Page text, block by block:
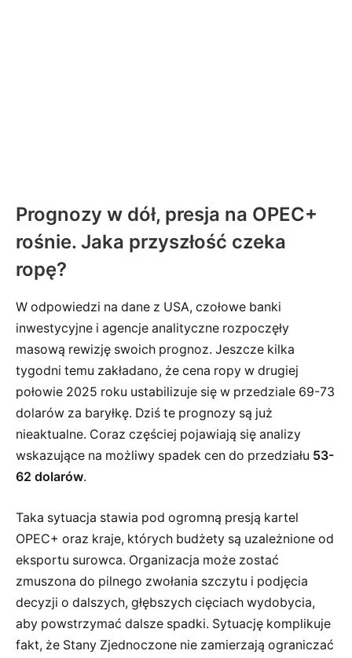
Prognozy w dół, presja na OPEC+
rośnie. Jaka przyszłość czeka
ropę?
W odpowiedzi na dane z USA, czołowe banki
inwestycyjne i agencje analityczne rozpoczęły
masową rewizję swoich prognoz. Jeszcze kilka
tygodni temu zakładano, że cena ropy w drugiej
połowie 2025 roku ustabilizuje się w przedziale 69-73
dolarów za baryłkę. Dziś te prognozy są już
nieaktualne. Coraz częściej pojawiają się analizy
wskazujące na możliwy spadek cen do przedziału 53-
62 dolarów.
Taka sytuacja stawia pod ogromną presją kartel
OPEC+ oraz kraje, których budżety są uzależnione od
eksportu surowca. Organizacja może zostać
zmuszona do pilnego zwołania szczytu i podjęcia
decyzji o dalszych, głębszych cięciach wydobycia,
aby powstrzymać dalsze spadki. Sytuację komplikuje
fakt, że Stany Zjednoczone nie zamierzają ograniczać